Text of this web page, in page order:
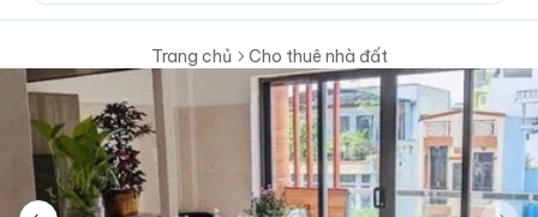
Trang chủ Cho thuê nhà đất